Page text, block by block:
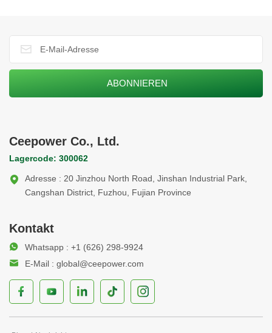
Ceepower Co., Ltd.
Lagercode: 300062
Adresse : 20 Jinzhou North Road, Jinshan Industrial Park,
Cangshan District, Fuzhou, Fujian Province
Kontakt
Whatsapp : +1 (626) 298-9924
E-Mail : global@ceepower.com